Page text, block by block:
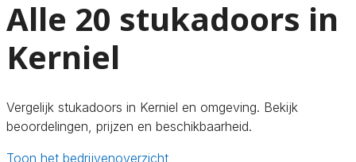
Alle 20 stukadoors in
Kerniel
Vergelijk stukadoors in Kerniel en omgeving. Bekijk
beoordelingen, prijzen en beschikbaarheid.
Toon het bedrijvenoverzicht